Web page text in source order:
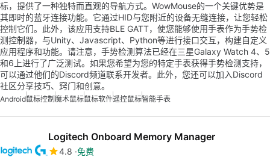
标，提供了一种独特而直观的导航方式。WowMouse的一个关键优势是
其即时的蓝牙连接功能。它通过HID与您附近的设备无缝连接，让您轻松
控制它们。此外，该应用支持BLE GATT，使您能够使用手表作为手势检
测控制器，与Unity、Javascript、Python等进行接口交互，构建自定义
应用程序和功能。请注意，手势检测算法已经在三星Galaxy Watch 4、5
和6上进行了广泛测试。如果您希望为您的特定手表获得手势检测支持，
可以通过他们的Discord频道联系开发者。此外，您还可以加入Discord
社区分享技巧、窍门和创意。
Android鼠标控制 魔术鼠标鼠标软件遥控鼠标智能手表
Logitech Onboard Memory Manager
4.8 免费